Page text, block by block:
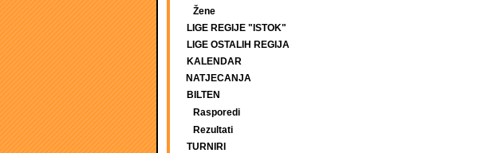
Žene
LIGE REGIJE "ISTOK"
LIGE OSTALIH REGIJA
KALENDAR
NATJECANJA
BILTEN
Rasporedi
Rezultati
TURNIRI